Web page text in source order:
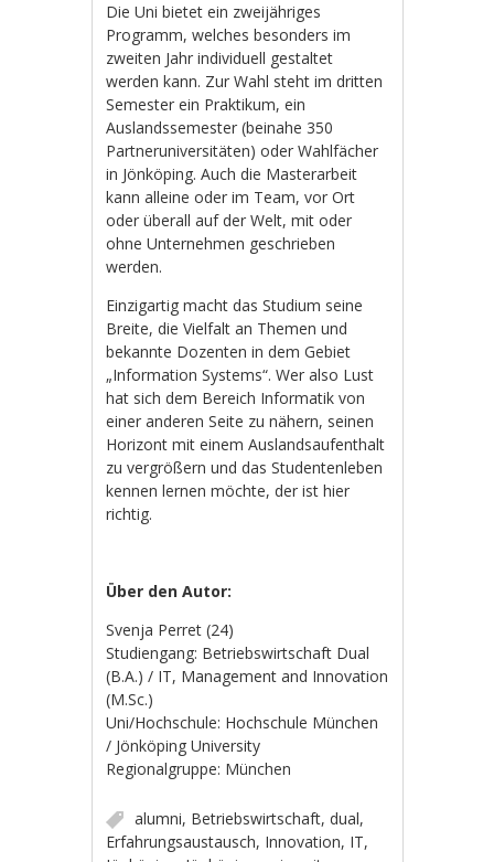
Die Uni bietet ein zweijähriges
Programm, welches besonders im
zweiten Jahr individuell gestaltet
werden kann. Zur Wahl steht im dritten
Semester ein Praktikum, ein
Auslandssemester (beinahe 350
Partneruniversitäten) oder Wahlfächer
in Jönköping. Auch die Masterarbeit
kann alleine oder im Team, vor Ort
oder überall auf der Welt, mit oder
ohne Unternehmen geschrieben
werden.
Einzigartig macht das Studium seine
Breite, die Vielfalt an Themen und
bekannte Dozenten in dem Gebiet
„Information Systems“. Wer also Lust
hat sich dem Bereich Informatik von
einer anderen Seite zu nähern, seinen
Horizont mit einem Auslandsaufenthalt
zu vergrößern und das Studentenleben
kennen lernen möchte, der ist hier
richtig.
Über den Autor:
Svenja Perret (24)
Studiengang: Betriebswirtschaft Dual
(B.A.) / IT, Management and Innovation
(M.Sc.)
Uni/Hochschule: Hochschule München
/ Jönköping University
Regionalgruppe: München
alumni, Betriebswirtschaft,dual,
Erfahrungsaustausch, Innovation, IT,